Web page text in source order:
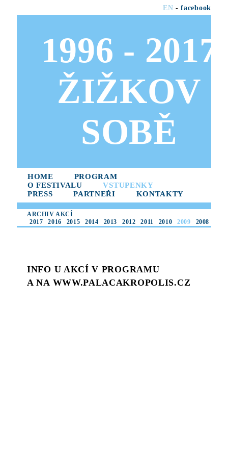
EN -facebook
1996 - 2017
ŽIŽKOV
SOBĚ
HOME
PROGRAM
O FESTIVALU
VSTUPENKY
PRESS
PARTNEŘI KONTAKTY
ARCHIV AKCÍ
2017
2016 2015 2014 2013 2012 2011 2010 2009 2008
INFO U AKCÍ V PROGRAMU
A NA WWW.PALACAKROPOLIS.CZ